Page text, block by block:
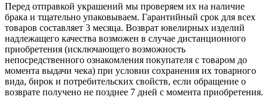
Перед отправкой украшений мы проверяем их на наличие
брака и тщательно упаковываем. Гарантийный срок для всех
товаров составляет 3 месяца. Возврат ювелирных изделий
надлежащего качества возможен в случае дистанционного
приобретения (исключающего возможность
непосредственного ознакомления покупателя с товаром до
момента выдачи чека) при условии сохранения их товарного
вида, бирок и потребительских свойств, если обращение о
возврате получено не позднее 7 дней с момента приобретения.